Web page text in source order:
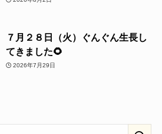
７月２８日（火）ぐんぐん生長し
てきました🌻
2026年7月29日